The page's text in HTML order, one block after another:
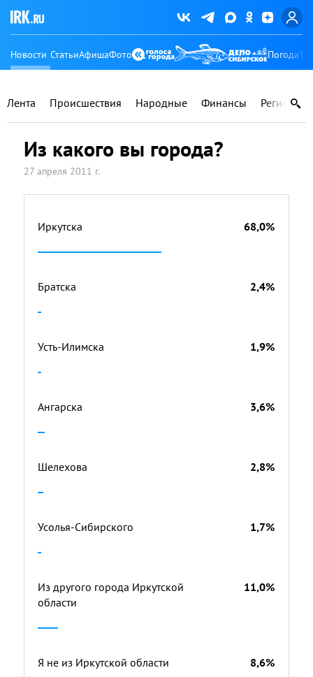
Новости СтатьиАфишаФото Погода
Лента Происшествия Народные Финансы Регионы
Из какого вы города?
27 апреля 2011 г.
Иркутска 68,0%
Братска 2,4%
Усть-Илимска 1,9%
Ангарска 3,6%
Шелехова 2,8%
Усолья-Сибирского 1,7%
Из другого города Иркутской
области
11,0%
Я не из Иркутской области 8,6%